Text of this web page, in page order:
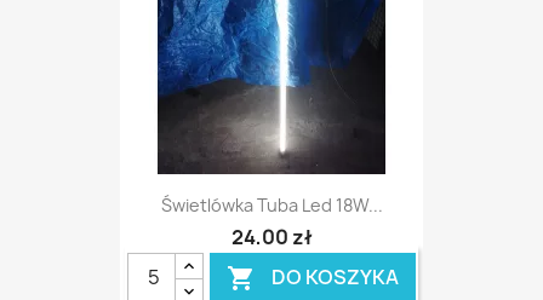
Świetlówka Tuba Led 18W...
24,00 zł
 DO KOSZYKA